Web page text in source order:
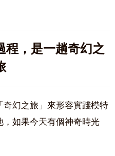
程，是一趟奇幻之
幻之旅」來形容實踐模特
，如果今天有個神奇時光